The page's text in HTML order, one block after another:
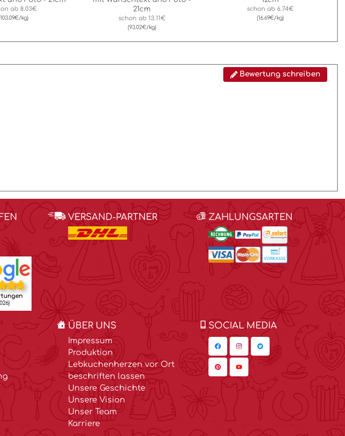
ab8.03€
kg)
21cm
schon ab13.11€
(93.02€/kg)
schon ab6.74€
(16.69€/kg)
Bewertung schreiben
VERSAND-PARTNER ZAHLUNGSARTEN
ÜBER UNS
Impressum
Produktion
Lebkuchenherzen vor Ort
beschriften lassen
Unsere Geschichte
Unsere Vision
Unser Team
Karriere
SOCIAL MEDIA